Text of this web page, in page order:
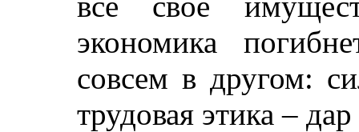
экономика
совсем в другом:
трудовая этика –